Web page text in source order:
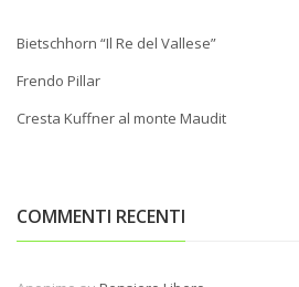
Bietschhorn “Il Re del Vallese”
Frendo Pillar
Cresta Kuffner al monte Maudit
COMMENTI RECENTI